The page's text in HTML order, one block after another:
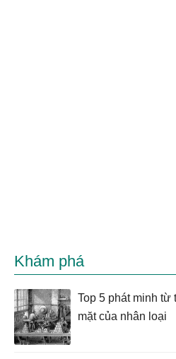
Khám phá
Top 5 phát minh từ
mặt của nhân loại